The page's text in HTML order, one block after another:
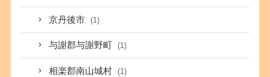
京丹後市 (1)
与謝郡与謝野町 (1)
相楽郡南山城村 (1)